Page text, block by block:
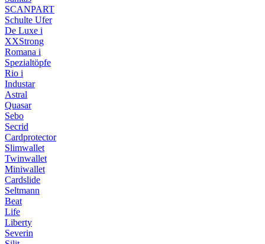
SCANPART
Schulte Ufer
De Luxe i
XXStrong
Romana i
Spezialtöpfe
Rio i
Industar
Astral
Quasar
Sebo
Secrid
Cardprotector
Slimwallet
Twinwallet
Miniwallet
Cardslide
Seltmann
Beat
Life
Liberty
Severin